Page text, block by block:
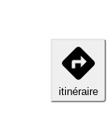
itinéraire